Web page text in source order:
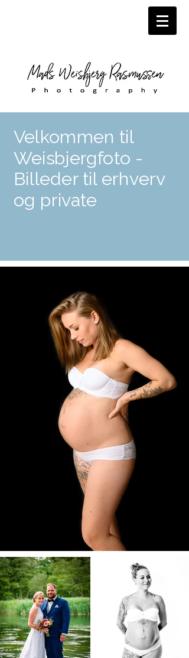
Velkommen til
Weisbjergfoto -
Billeder til erhverv
og private